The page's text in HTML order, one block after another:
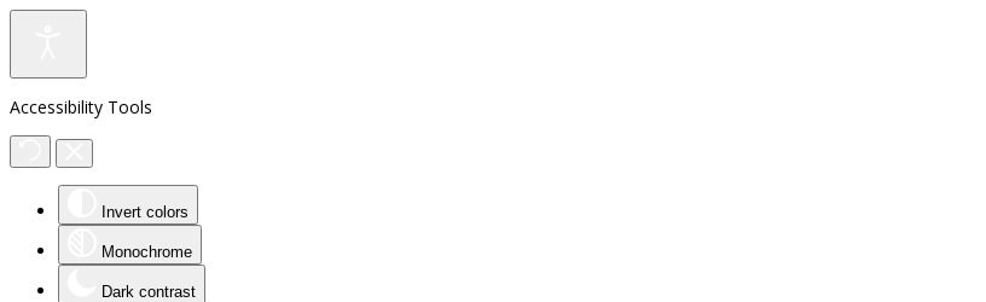
Accessibility Tools
Invert colors
Monochrome
Dark contrast